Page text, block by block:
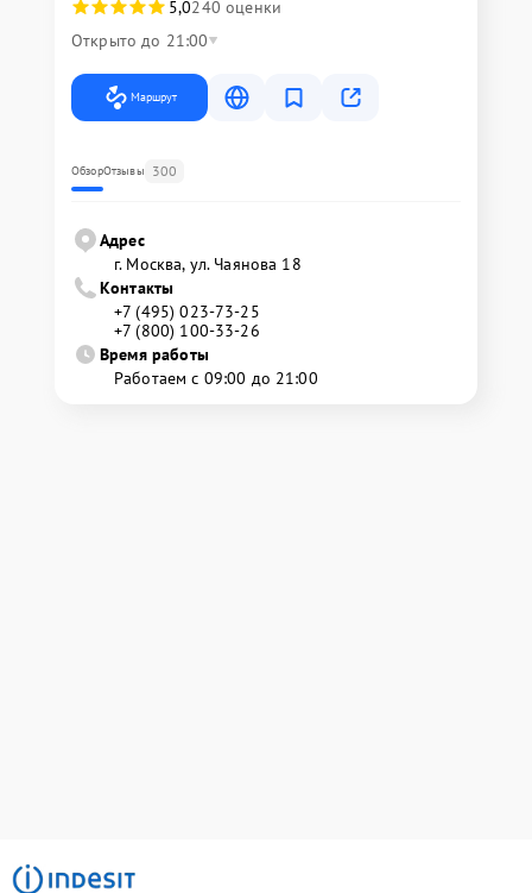
5,0240 оценки
Открыто до 21:00
Маршрут
ОбзорОтзывы 300
Адрес
г. Москва, ул. Чаянова 18
Контакты
+7 (495) 023-73-25
+7 (800) 100-33-26
Время работы
Работаем с 09:00 до 21:00